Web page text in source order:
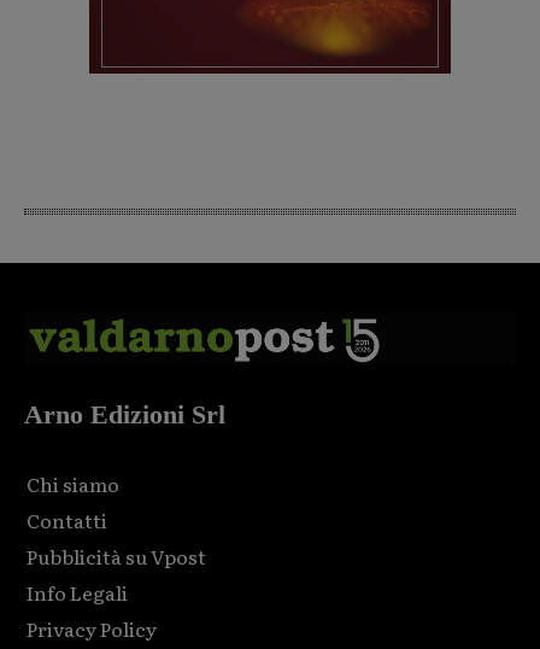
Arno Edizioni Srl
Chi siamo
Contatti
Pubblicità su Vpost
Info Legali
Privacy Policy